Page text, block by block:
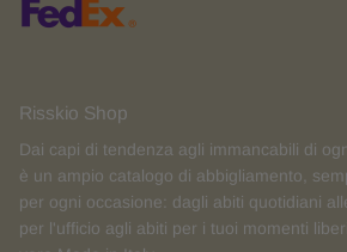
Risskio Shop
Dai capi di tendenza agli immancabili di
è un ampio catalogo di abbigliamento,
per ogni occasione: dagli abiti quotidiani
per l'ufficio agli abiti per i tuoi momenti